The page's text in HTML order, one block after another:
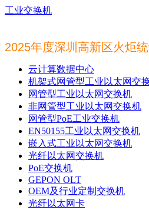
工业交换机
2025年度深圳高新区火炬
云计算数据中心
机架式网管型工业以太网交
网管型工业以太网交换机
非网管型工业以太网交换机
网管型PoE工业交换机
EN50155工业以太网交换机
嵌入式工业以太网交换机
光纤以太网交换机
PoE交换机
GEPON OLT
OEM及行业定制交换机
光纤以太网卡